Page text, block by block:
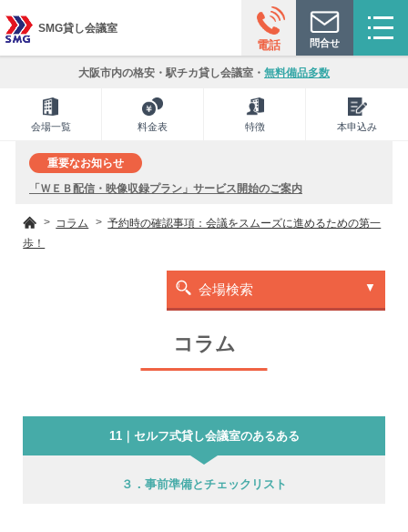
電話 問合せ
SMG貸し会議室
大阪市内の格安・駅チカ貸し会議室・ 無料備品多数
会場一覧 料金表 特徴 本申込み
重要なお知らせ
「ＷＥＢ配信・映像収録プラン」サービス開始のご案内
コラム
予約時の確認事項：会議をスムーズに進めるための第一
歩！
会場検索
コラム
11｜セルフ式貸し会議室のあるある
３．事前準備とチェックリスト